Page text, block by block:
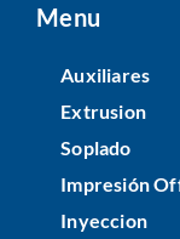
Menu
Auxiliares
Extrusion
Soplado
Impresión
Inyeccion